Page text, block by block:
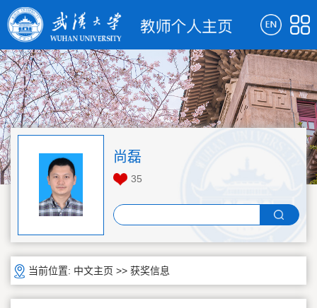
尚磊
35
当前位置: 中文主页 >> 获奖信息